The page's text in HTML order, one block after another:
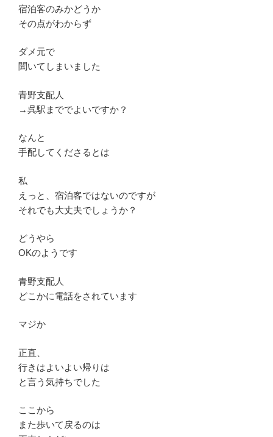
宿泊客のみかどうか
その点がわからず
ダメ元で
聞いてしまいました
青野支配人
→呉駅まででよいですか？
なんと
手配してくださるとは
私
えっと、宿泊客ではないのですが
それでも大丈夫でしょうか？
どうやら
OKのようです
青野支配人
どこかに電話をされています
マジか
正直、
行きはよいよい帰りは
と言う気持ちでした
ここから
また歩いて戻るのは